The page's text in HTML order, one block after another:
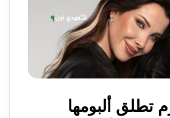
تطلق ألبومها